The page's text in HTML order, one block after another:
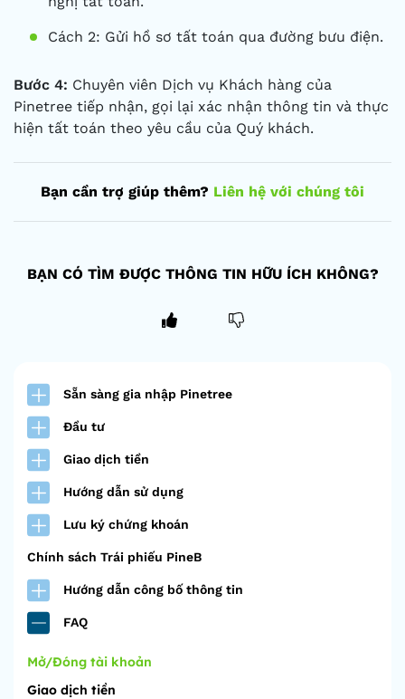
Sẵn sàng gia nhập Pinetree
Đầu tư
Giao dịch tiền
Hướng dẫn sử dụng
Lưu ký chứng khoán
Chính sách Trái phiếu PineB
Hướng dẫn công bố thông tin
FAQ
Mở/Đóng tài khoản
Giao dịch tiền
Cách 2: Gửi hồ sơ tất toán qua đường bưu điện.
Bước 4: Chuyên viên Dịch vụ Khách hàng của
Pinetree tiếp nhận, gọi lại xác nhận thông tin và thực
hiện tất toán theo yêu cầu của Quý khách.
Bạn cần trợ giúp thêm? Liên hệ với chúng tôi
BẠN CÓ TÌM ĐƯỢC THÔNG TIN HỮU ÍCH KHÔNG?